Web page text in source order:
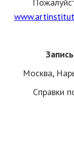
Москва,
Справки